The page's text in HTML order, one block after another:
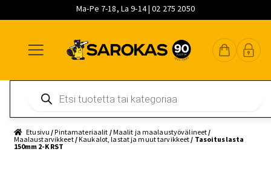
Ma-Pe 7-18, La 9-14 | 02 275 2050
navigointiin
sisältöön
pääsisältöön
search
Etusivu /Pintamateriaalit /Maalit ja maalaustyövälineet /
Maalaustarvikkeet/Kaukalot, lastat ja muut tarvikkeet / Tasoituslasta
150mm 2-K RST